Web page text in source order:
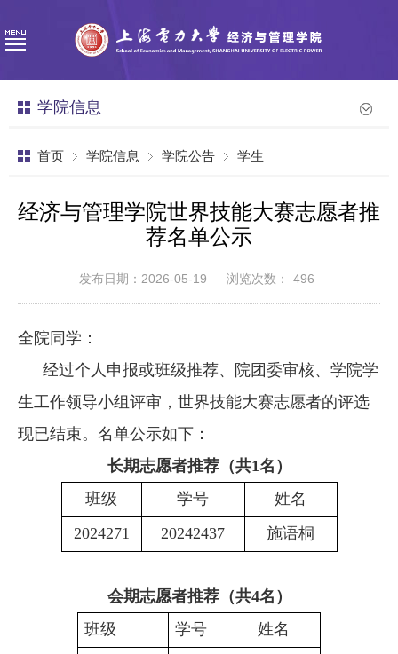
学院信息
首页 学院信息 学院公告 学生
经济与管理学院世界技能大赛志愿者推
荐名单公示
发布日期：2026-05-19 浏览次数： 496
全院同学：
经过个人申报或班级推荐、院团委审核、学院学
生工作领导小组评审， 世界技能大赛志愿者的评选
现已结束。名单公示如下：
长期志愿者推荐（共1名）
班级
学号
姓名
2024271
20242437 施语桐
会期志愿者推荐（共4名）
班级
学号
姓名